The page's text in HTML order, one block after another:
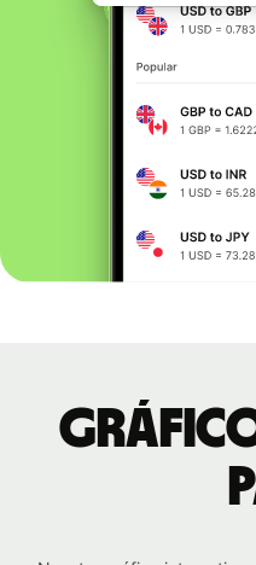
Gráfico